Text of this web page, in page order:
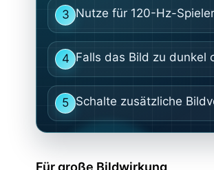
3 Nutze für 120-Hz-
4 Falls das Bild zu dunkel
5 Schalte zusätzliche
Für große Bildwirkung